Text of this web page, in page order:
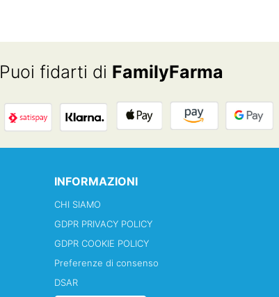
Puoi fidarti di FamilyFarma
INFORMAZIONI
CHI SIAMO
GDPR PRIVACY POLICY
GDPR COOKIE POLICY
Preferenze di consenso
DSAR